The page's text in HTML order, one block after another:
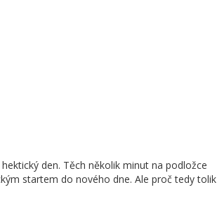
den. Těch několik minut na podložce
startem do nového dne. Ale proč tedy tolik